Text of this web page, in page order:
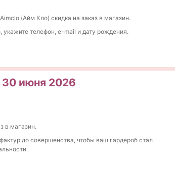
(Айм Кло) скидка на заказ в магазин.
телефон, e-mail и дату рождения.
июня 2026
в магазин.
до совершенства, чтобы ваш гардероб стал